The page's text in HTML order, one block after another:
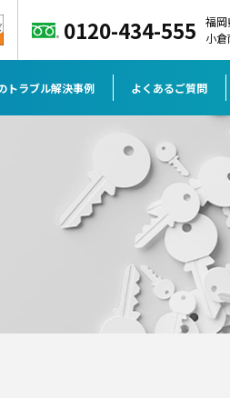
0120-434-555
福岡
小
トラブル解決事例 よくあるご質問